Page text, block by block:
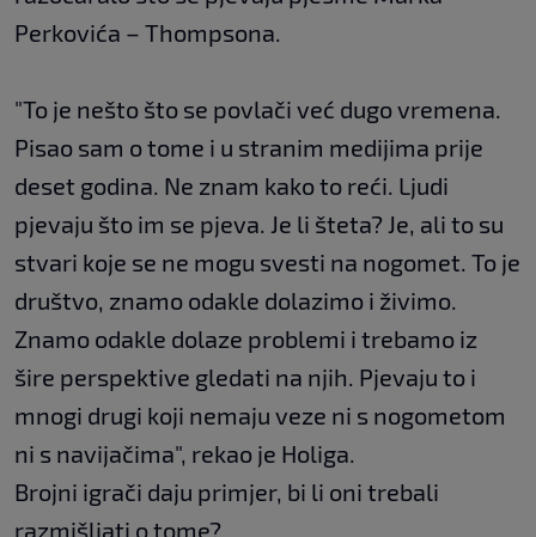
Perkovića – Thompsona.
"To je nešto što se povlači već dugo vremena.
Pisao sam o tome i u stranim medijima prije
deset godina. Ne znam kako to reći. Ljudi
pjevaju što im se pjeva. Je li šteta? Je, ali to su
stvari koje se ne mogu svesti na nogomet. To je
društvo, znamo odakle dolazimo i živimo.
Znamo odakle dolaze problemi i trebamo iz
šire perspektive gledati na njih. Pjevaju to i
mnogi drugi koji nemaju veze ni s nogometom
ni s navijačima", rekao je Holiga.
Brojni igrači daju primjer, bi li oni trebali
razmišljati o tome?